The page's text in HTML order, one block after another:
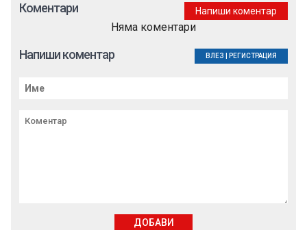
Коментари Напиши коментар
Няма коментари
Напиши коментар ВЛЕЗ РЕГИСТРАЦИЯ
ДОБАВИ